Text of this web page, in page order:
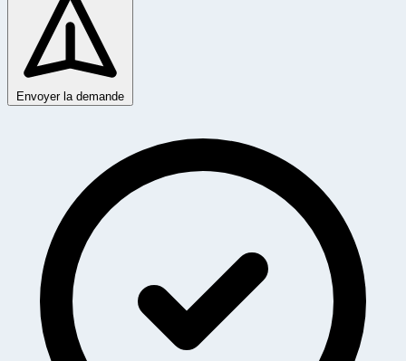
Envoyer la demande